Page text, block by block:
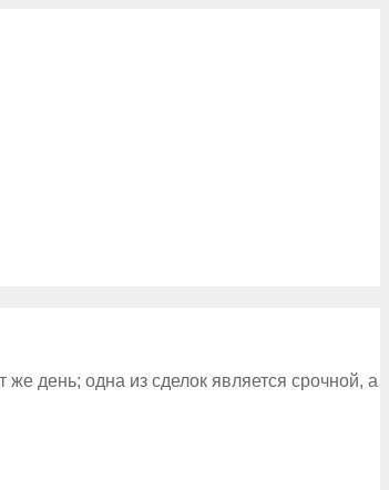
день; одна из сделок является срочной, а